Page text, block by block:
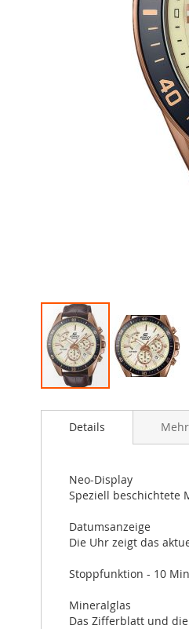
Anfang
Details
Neo-Display
Speziell beschichtete
Datumsanzeige
Die Uhr zeigt das
Stoppfunktion - 10
Mineralglas
Das Zifferblatt und